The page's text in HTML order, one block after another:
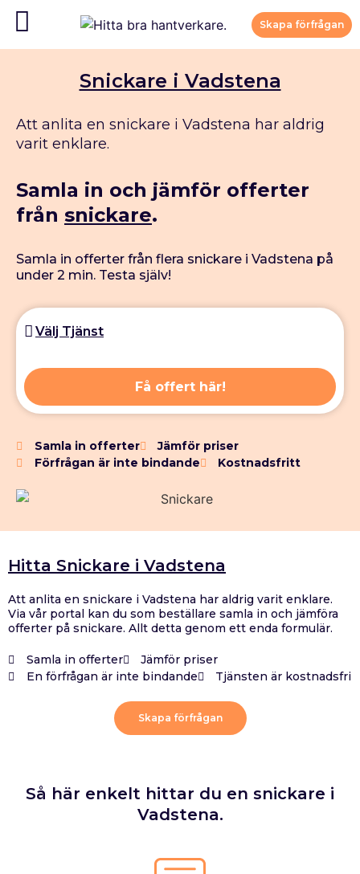
Skapa förfrågan
Snickare i Vadstena
Att anlita en snickare i Vadstena har aldrig
varit enklare.
Samla in och jämför offerter
från snickare.
Samla in offerter från flera snickare i Vadstena på
under 2 min. Testa själv!
Få offert här!
Samla in offerter
Jämför priser
Förfrågan är inte bindande
Kostnadsfritt
Hitta Snickare i Vadstena
Att anlita en snickare i Vadstena har aldrig varit enklare.
Via vår portal kan du som beställare samla in och jämföra
offerter på snickare. Allt detta genom ett enda formulär.
Samla in offerter
Jämför priser
En förfrågan är inte bindande
Tjänsten är kostnadsfri
Skapa förfrågan
Så här enkelt hittar du en snickare i
Vadstena.